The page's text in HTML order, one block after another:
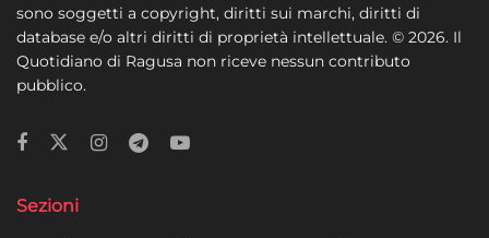
sono soggetti a copyright, diritti sui marchi, diritti di
database e/o altri diritti di proprietà intellettuale. © 2026. Il
Quotidiano di Ragusa non riceve nessun contributo
pubblico.
Sezioni